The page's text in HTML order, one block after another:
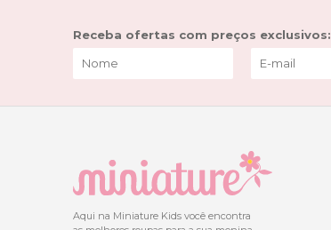
Receba ofertas com preços exclusivos:
Aqui na Miniature Kids você encontra